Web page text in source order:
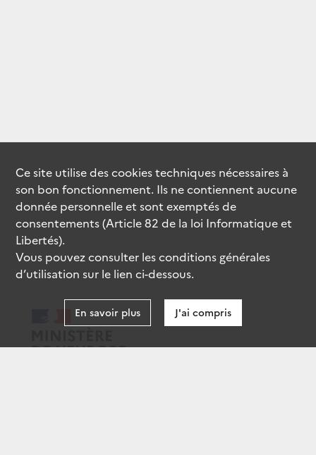
Ce site utilise descookiestechniques nécessaires à
son bon fonctionnement. Ils ne contiennent aucune
donnée personnelle et sont exemptés de
consentements (Article 82 de la loi Informatique et
Libertés).
Vous pouvez consulter les conditions générales
d’utilisation sur le lien ci-dessous.
En savoir plus J'ai compris